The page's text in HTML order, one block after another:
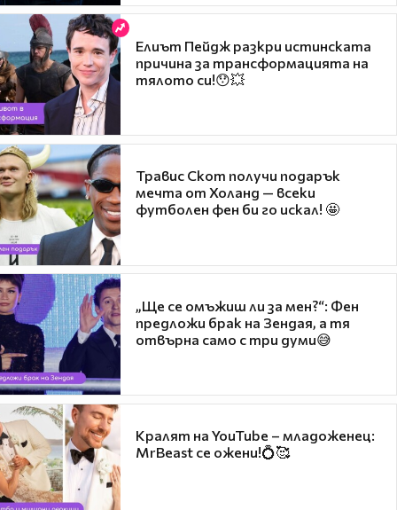
Елиът Пейдж разкри истинската
причина за трансформацията на
тялото си!😯💥
Травис Скот получи подарък
мечта от Холанд — всеки
футболен фен би го искал! 🤩
„Ще се омъжиш ли за мен?“: Фен
предложи брак на Зендая, а тя
отвърна само с три думи😅
Кралят на YouTube – младоженец:
MrBeast се ожени!💍🥰